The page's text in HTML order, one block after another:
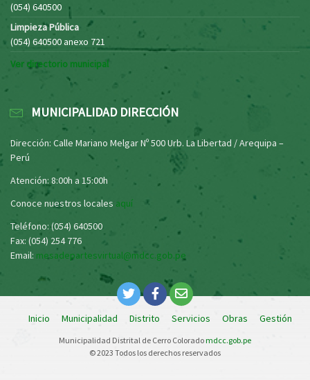
(054) 640500
Limpieza Pública
(054) 640500 anexo 721
Ver directorio municipal
MUNICIPALIDAD DIRECCIÓN
Dirección: Calle Mariano Melgar Nº 500 Urb. La Libertad / Arequipa –
Perú
Atención: 8:00h a 15:00h
Conoce nuestros locales aquí
Teléfono: (054) 640500
Fax: (054) 254 776
Email: mesadepartesvirtual@mdcc.gob.pe
Inicio Municipalidad Distrito Servicios Obras Gestión
Municipalidad Distrital de Cerro Coloradomdcc.gob.pe
© 2023 Todos los derechos reservados